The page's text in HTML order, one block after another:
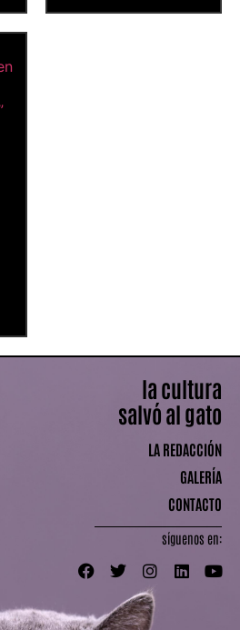
la cultura
salvó al gato
LA REDACCIÓN
GALERÍA
CONTACTO
síguenos en: